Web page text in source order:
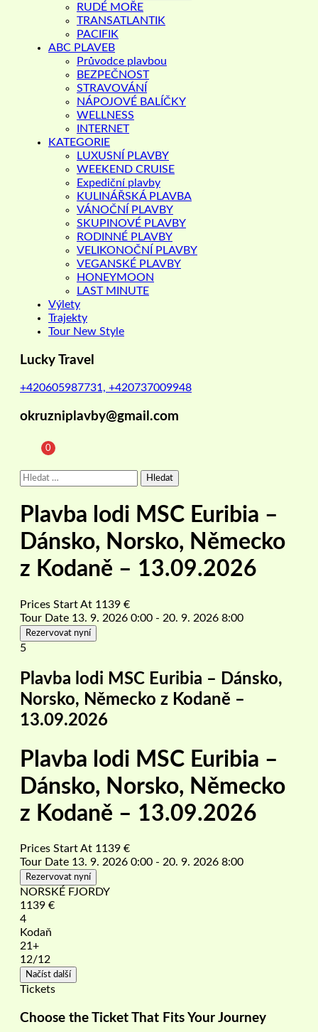
RUDÉ MOŘE
TRANSATLANTIK
PACIFIK
ABC PLAVEB
Průvodce plavbou
BEZPEČNOST
STRAVOVÁNÍ
NÁPOJOVÉ BALÍČKY
WELLNESS
INTERNET
KATEGORIE
LUXUSNÍ PLAVBY
WEEKEND CRUISE
Expediční plavby
KULINÁŘSKÁ PLAVBA
VÁNOČNÍ PLAVBY
SKUPINOVÉ PLAVBY
RODINNÉ PLAVBY
VELIKONOČNÍ PLAVBY
VEGANSKÉ PLAVBY
HONEYMOON
LAST MINUTE
Výlety
Trajekty
Tour New Style
Lucky Travel
+420605987731, +420737009948
okruzniplavby@gmail.com
0
Vyhledávání
Plavba lodi MSC Euribia –
Dánsko, Norsko, Německo
z Kodaně – 13.09.2026
Prices Start At 1139 €
Tour Date 13. 9. 2026 0:00 - 20. 9. 2026 8:00
Rezervovat nyní
5
Plavba lodi MSC Euribia – Dánsko,
Norsko, Německo z Kodaně –
13.09.2026
Plavba lodi MSC Euribia –
Dánsko, Norsko, Německo
z Kodaně – 13.09.2026
Prices Start At 1139 €
Tour Date 13. 9. 2026 0:00 - 20. 9. 2026 8:00
Rezervovat nyní
NORSKÉ FJORDY
1139 €
4
Kodaň
21+
12/12
Načíst další
Tickets
Choose the Ticket That Fits Your Journey